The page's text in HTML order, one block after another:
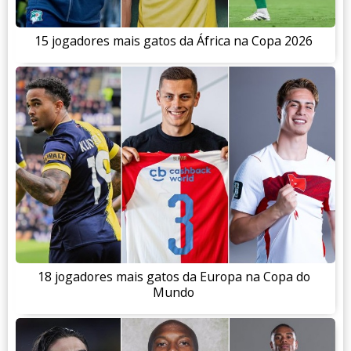
15 jogadores mais gatos da África na Copa 2026
18 jogadores mais gatos da Europa na Copa do
Mundo